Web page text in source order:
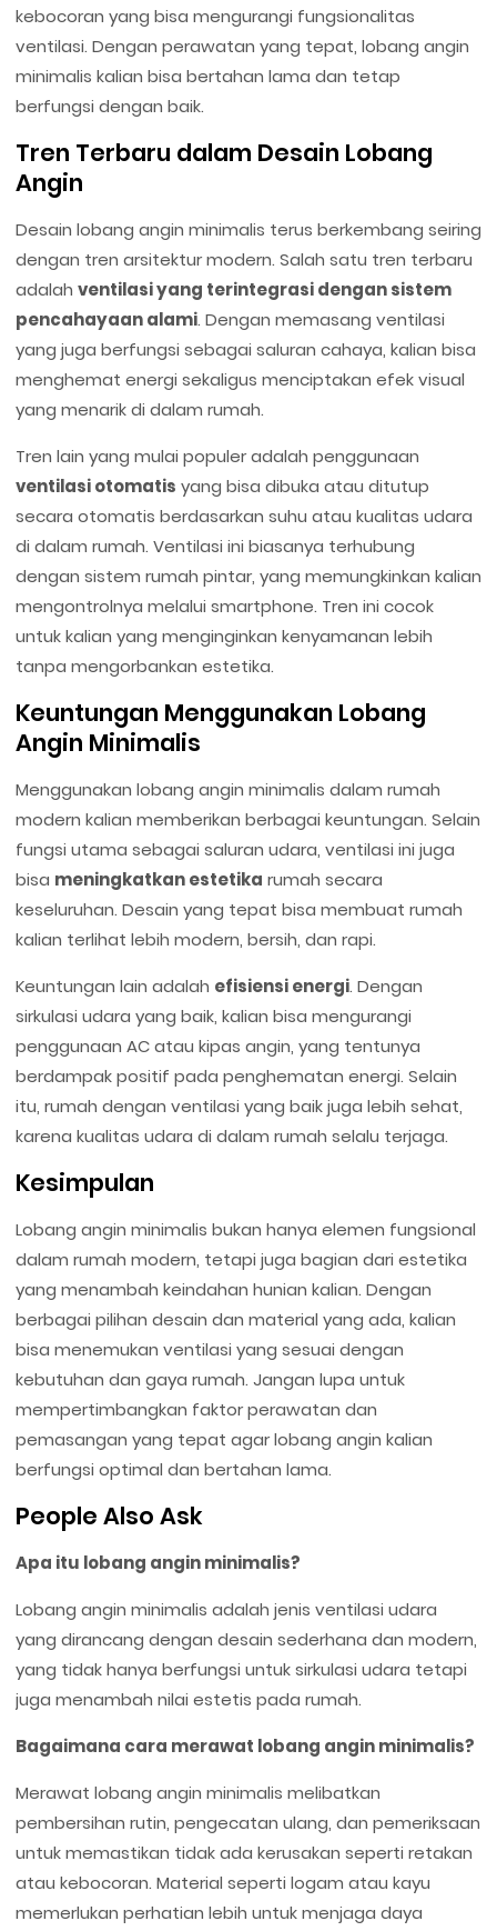
kebocoran yang bisa mengurangi fungsionalitas
ventilasi. Dengan perawatan yang tepat, lobang angin
minimalis kalian bisa bertahan lama dan tetap
berfungsi dengan baik.
Tren Terbaru dalam Desain Lobang
Angin
Desain lobang angin minimalis terus berkembang seiring
dengan tren arsitektur modern. Salah satu tren terbaru
adalah ventilasi yang terintegrasi dengan sistem
pencahayaan alami. Dengan memasang ventilasi
yang juga berfungsi sebagai saluran cahaya, kalian bisa
menghemat energi sekaligus menciptakan efek visual
yang menarik di dalam rumah.
Tren lain yang mulai populer adalah penggunaan
ventilasi otomatis yang bisa dibuka atau ditutup
secara otomatis berdasarkan suhu atau kualitas udara
di dalam rumah. Ventilasi ini biasanya terhubung
dengan sistem rumah pintar, yang memungkinkan kalian
mengontrolnya melalui smartphone. Tren ini cocok
untuk kalian yang menginginkan kenyamanan lebih
tanpa mengorbankan estetika.
Keuntungan Menggunakan Lobang
Angin Minimalis
Menggunakan lobang angin minimalis dalam rumah
modern kalian memberikan berbagai keuntungan. Selain
fungsi utama sebagai saluran udara, ventilasi ini juga
bisa meningkatkan estetika rumah secara
keseluruhan. Desain yang tepat bisa membuat rumah
kalian terlihat lebih modern, bersih, dan rapi.
Keuntungan lain adalah efisiensi energi. Dengan
sirkulasi udara yang baik, kalian bisa mengurangi
penggunaan AC atau kipas angin, yang tentunya
berdampak positif pada penghematan energi. Selain
itu, rumah dengan ventilasi yang baik juga lebih sehat,
karena kualitas udara di dalam rumah selalu terjaga.
Kesimpulan
Lobang angin minimalis bukan hanya elemen fungsional
dalam rumah modern, tetapi juga bagian dari estetika
yang menambah keindahan hunian kalian. Dengan
berbagai pilihan desain dan material yang ada, kalian
bisa menemukan ventilasi yang sesuai dengan
kebutuhan dan gaya rumah. Jangan lupa untuk
mempertimbangkan faktor perawatan dan
pemasangan yang tepat agar lobang angin kalian
berfungsi optimal dan bertahan lama.
People Also Ask
Apa itu lobang angin minimalis?
Lobang angin minimalis adalah jenis ventilasi udara
yang dirancang dengan desain sederhana dan modern,
yang tidak hanya berfungsi untuk sirkulasi udara tetapi
juga menambah nilai estetis pada rumah.
Bagaimana cara merawat lobang angin minimalis?
Merawat lobang angin minimalis melibatkan
pembersihan rutin, pengecatan ulang, dan pemeriksaan
untuk memastikan tidak ada kerusakan seperti retakan
atau kebocoran. Material seperti logam atau kayu
memerlukan perhatian lebih untuk menjaga daya